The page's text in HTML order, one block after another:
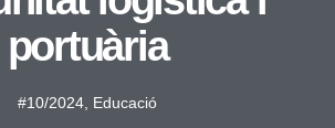
portuària
#10/2024 Educació